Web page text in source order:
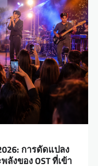
การดัดแปลง
งของ OST ที่เข้า